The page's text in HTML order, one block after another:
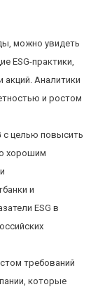
можно увидеть
ESG-практики,
Аналитики
и ростом
с целью повысить
хорошим
и
ESG в
требований
которые